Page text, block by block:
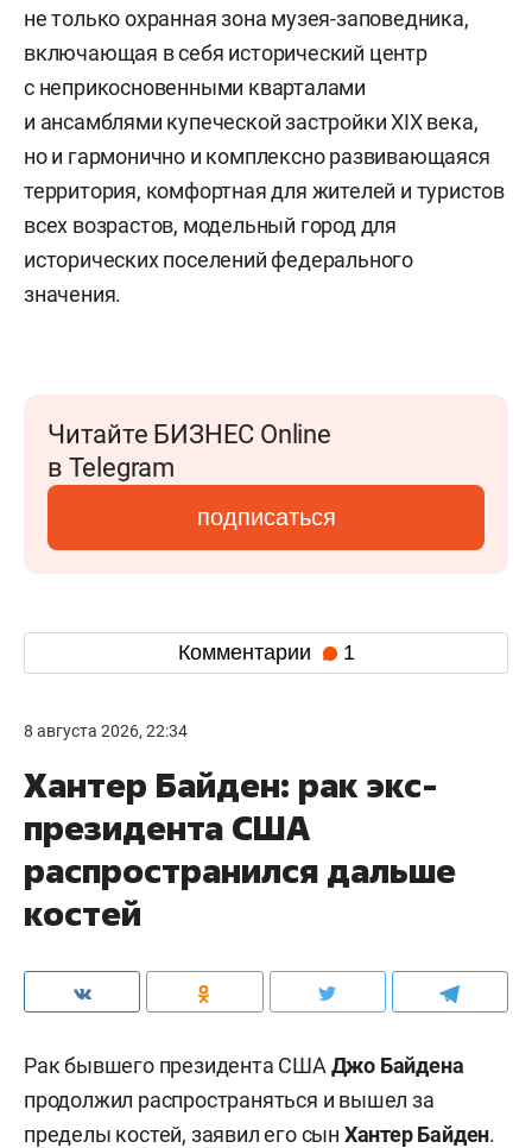
не только охранная зона музея-заповедника,
включающая в себя исторический центр
с неприкосновенными кварталами
и ансамблями купеческой застройки XIX века,
но и гармонично и комплексно развивающаяся
территория, комфортная для жителей и туристов
всех возрастов, модельный город для
исторических поселений федерального
значения.
Читайте БИЗНЕС Online
в Telegram
подписаться
Комментарии 1
8 августа 2026, 22:34
Хантер Байден: рак экс-
президента США
распространился дальше
костей
Рак бывшего президента США Джо Байдена
продолжил распространяться и вышел за
пределы костей, заявил его сын Хантер Байден.